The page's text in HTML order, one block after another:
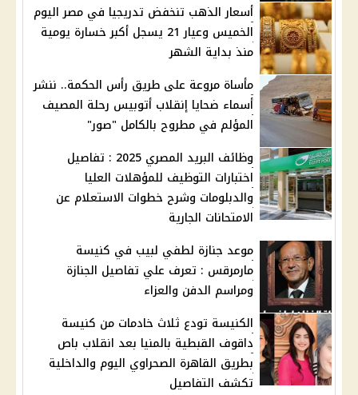
أسعار الذهب تنخفض تدريجيا في مصر اليوم
الخميس وعيار 21 يسجل أكبر خسارة يومية
منذ بداية الشهر
مأساة مروعة على طريق رأس الحكمة.. ننشر
أسماء ضحايا إنقلاب أتوبيس رحلة المصيف
المؤلم في مطروح بالكامل "صور"
وظائف البريد المصري 2025 : تفاصيل
اختبارات التوظيف للمؤهلات العليا
والدبلومات وشرح خطوات الاستعلام عن
الامتحانات الجارية
موعد جنازة لطفي لبيب في كنيسة
مارمرقس : تعرف علي تفاصيل الجنازة
ومراسم الدفن والعزاء
الكنيسة تودع ثلاث خادمات من كنيسة
داقوف القبطية بالمنيا بعد انقلاب باص
بطريق القاهرة الصحراوي اليوم والداخلية
تكشف التفاصيل